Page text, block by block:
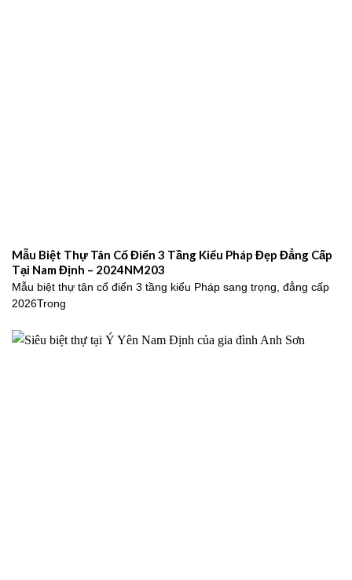
Mẫu Biệt Thự Tân Cổ Điển 3 Tầng Kiểu Pháp Đẹp Đẳng Cấp
Tại Nam Định – 2024NM203
Mẫu biệt thự tân cổ điển 3 tầng kiểu Pháp sang trọng, đẳng cấp
2026Trong